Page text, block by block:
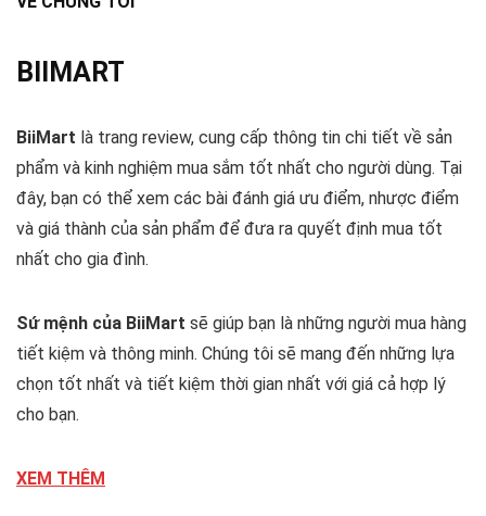
BIIMART
BiiMart là trang review, cung cấp thông tin chi tiết về sản
phẩm và kinh nghiệm mua sắm tốt nhất cho người dùng. Tại
đây, bạn có thể xem các bài đánh giá ưu điểm, nhược điểm
và giá thành của sản phẩm để đưa ra quyết định mua tốt
nhất cho gia đình.
Sứ mệnh của BiiMart sẽ giúp bạn là những người mua hàng
tiết kiệm và thông minh. Chúng tôi sẽ mang đến những lựa
chọn tốt nhất và tiết kiệm thời gian nhất với giá cả hợp lý
cho bạn.
XEM THÊM